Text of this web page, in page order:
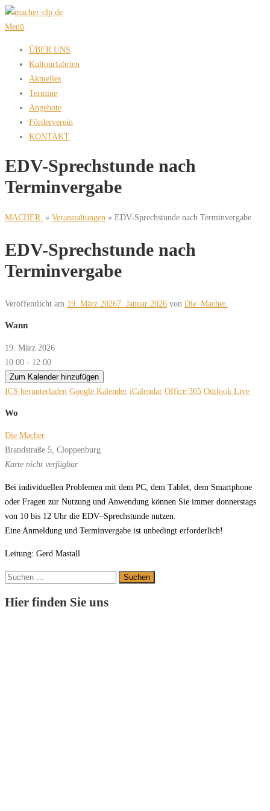
Zum
Inhalt
Menü
ÜBER UNS
Kultourfahrten
Aktuelles
Termine
Angebote
Förderverein
KONTAKT
EDV-Sprechstunde nach
Terminvergabe
MACHER. » Veranstaltungen » EDV-Sprechstunde nach Terminvergabe
EDV-Sprechstunde nach
Terminvergabe
Veröffentlicht am 19. März 20267. Januar 2026 von Die_Macher.
Wann
19. März 2026
10:00 - 12:00
Zum Kalender hinzufügen
ICS herunterladen Google Kalender iCalendar Office 365 Outlook Live
Wo
Die Macher
Brandstraße 5, Cloppenburg
Karte nicht verfügbar
Bei individuellen Problemen mit dem PC, dem Tablet, dem Smartphone
oder Fragen zur Nutzung und Anwendung können Sie immer donnerstags
von 10 bis 12 Uhr die EDV–Sprechstunde nutzen.
Eine Anmeldung und Terminvergabe ist unbedingt erforderlich!
Leitung: Gerd Mastall
Suchen
Hier finden Sie uns